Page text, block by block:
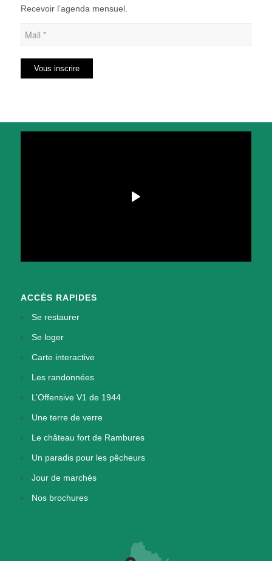
Recevoir l’agenda mensuel.
ACCÈS RAPIDES
Se restaurer
Se loger
Carte interactive
Les randonnées
L’Offensive V1 de 1944
Une terre de verre
Le château fort de Rambures
Un paradis pour les pêcheurs
Jour de marchés
Nos brochures